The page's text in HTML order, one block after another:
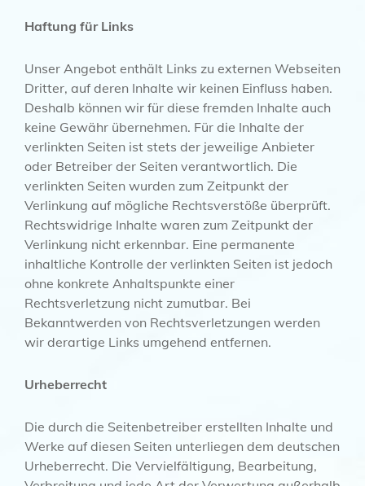
Haftung für Links
Unser Angebot enthält Links zu externen Webseiten
Dritter, auf deren Inhalte wir keinen Einfluss haben.
Deshalb können wir für diese fremden Inhalte auch
keine Gewähr übernehmen. Für die Inhalte der
verlinkten Seiten ist stets der jeweilige Anbieter
oder Betreiber der Seiten verantwortlich. Die
verlinkten Seiten wurden zum Zeitpunkt der
Verlinkung auf mögliche Rechtsverstöße überprüft.
Rechtswidrige Inhalte waren zum Zeitpunkt der
Verlinkung nicht erkennbar. Eine permanente
inhaltliche Kontrolle der verlinkten Seiten ist jedoch
ohne konkrete Anhaltspunkte einer
Rechtsverletzung nicht zumutbar. Bei
Bekanntwerden von Rechtsverletzungen werden
wir derartige Links umgehend entfernen.
Urheberrecht
Die durch die Seitenbetreiber erstellten Inhalte und
Werke auf diesen Seiten unterliegen dem deutschen
Urheberrecht. Die Vervielfältigung, Bearbeitung,